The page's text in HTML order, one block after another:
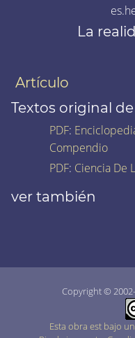
La
Artículo
Textos original
PDF:
Compendio
PDF: Ciencia De
ver también
Copyright ©
Esta obra est bajo